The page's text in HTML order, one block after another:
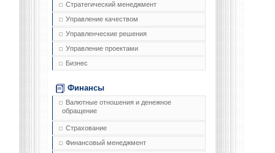
Стратегический менеджмент
Управление качеством
Управленческие решения
Управление проектами
Бизнес
Финансы
Валютные отношения и денежное
обращение
Страхование
Финансовый менеджмент